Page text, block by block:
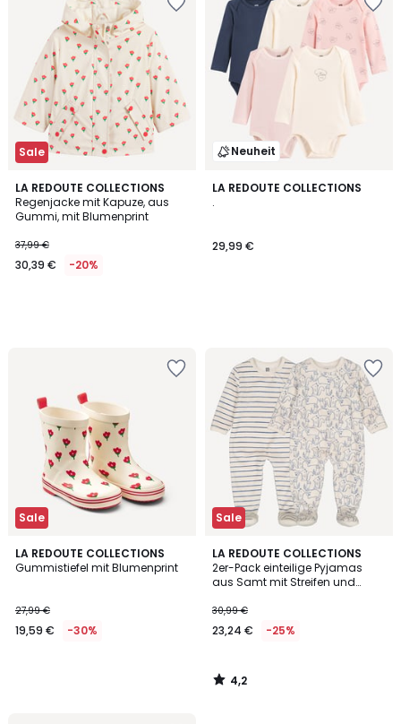
Sale
LA REDOUTE COLLECTIONS
Regenjacke mit Kapuze, aus
Gummi, mit Blumenprint
37,99 €
30,39 € -20%
Neuheit
LA REDOUTE COLLECTIONS
.
29,99 €
Sale
LA REDOUTE COLLECTIONS
Gummistiefel mit Blumenprint
27,99 €
19,59 € -30%
Sale
LA REDOUTE COLLECTIONS
2er-Pack einteilige Pyjamas
aus Samt mit Streifen und
30,99 €
23,24 € -25%
4,2
/ 5
4,2
/